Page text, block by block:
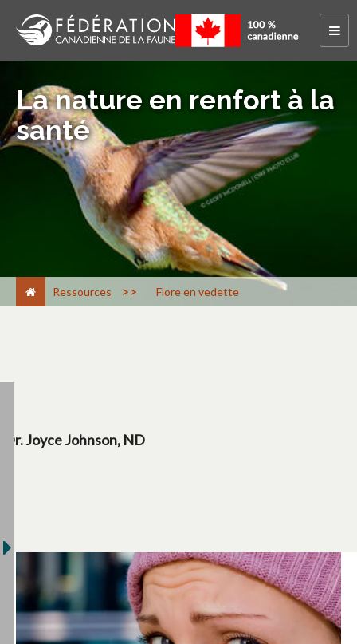
La nature en renfort à la
santé
Ressources > Flore en vedette
Dr. Joyce Johnson, ND